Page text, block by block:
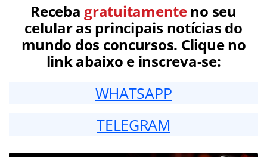
Receba gratuitamenteno seu
celular as principais notícias do
mundo dos concursos. Clique no
link abaixo e inscreva-se:
WHATSAPP
TELEGRAM